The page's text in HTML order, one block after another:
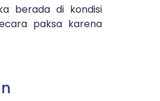
berada di kondisi
paksa karena